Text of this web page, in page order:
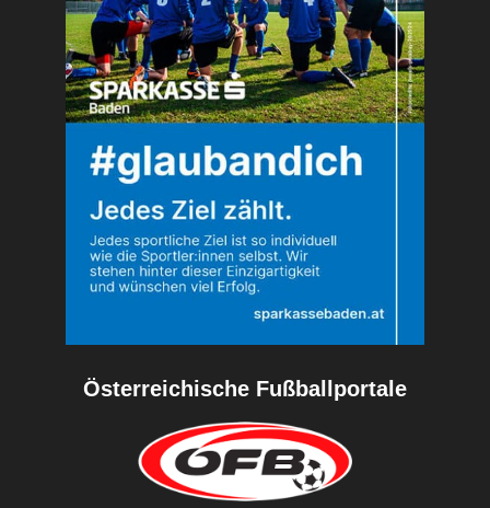
Österreichische Fußballportale